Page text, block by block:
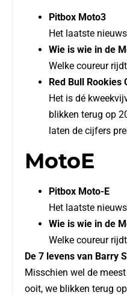
Pitbox Moto3
Het laatste
Wie is wie in de
Welke coureur
Red Bull Rookies
Het is dé
blikken terug op
laten de cijfers
MotoE
Pitbox Moto-E
Het laatste
Wie is wie in de
Welke coureur
De 7 levens van Barry
Misschien wel de
ooit, we blikken terug